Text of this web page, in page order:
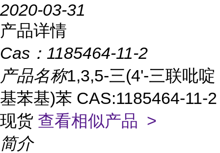
2020-03-31
产品详情
Cas： 1185464-11-2
产品名称1,3,5-三(4'-三联吡啶
基苯基)苯 CAS:1185464-11-2
现货 查看相似产品 >
简介